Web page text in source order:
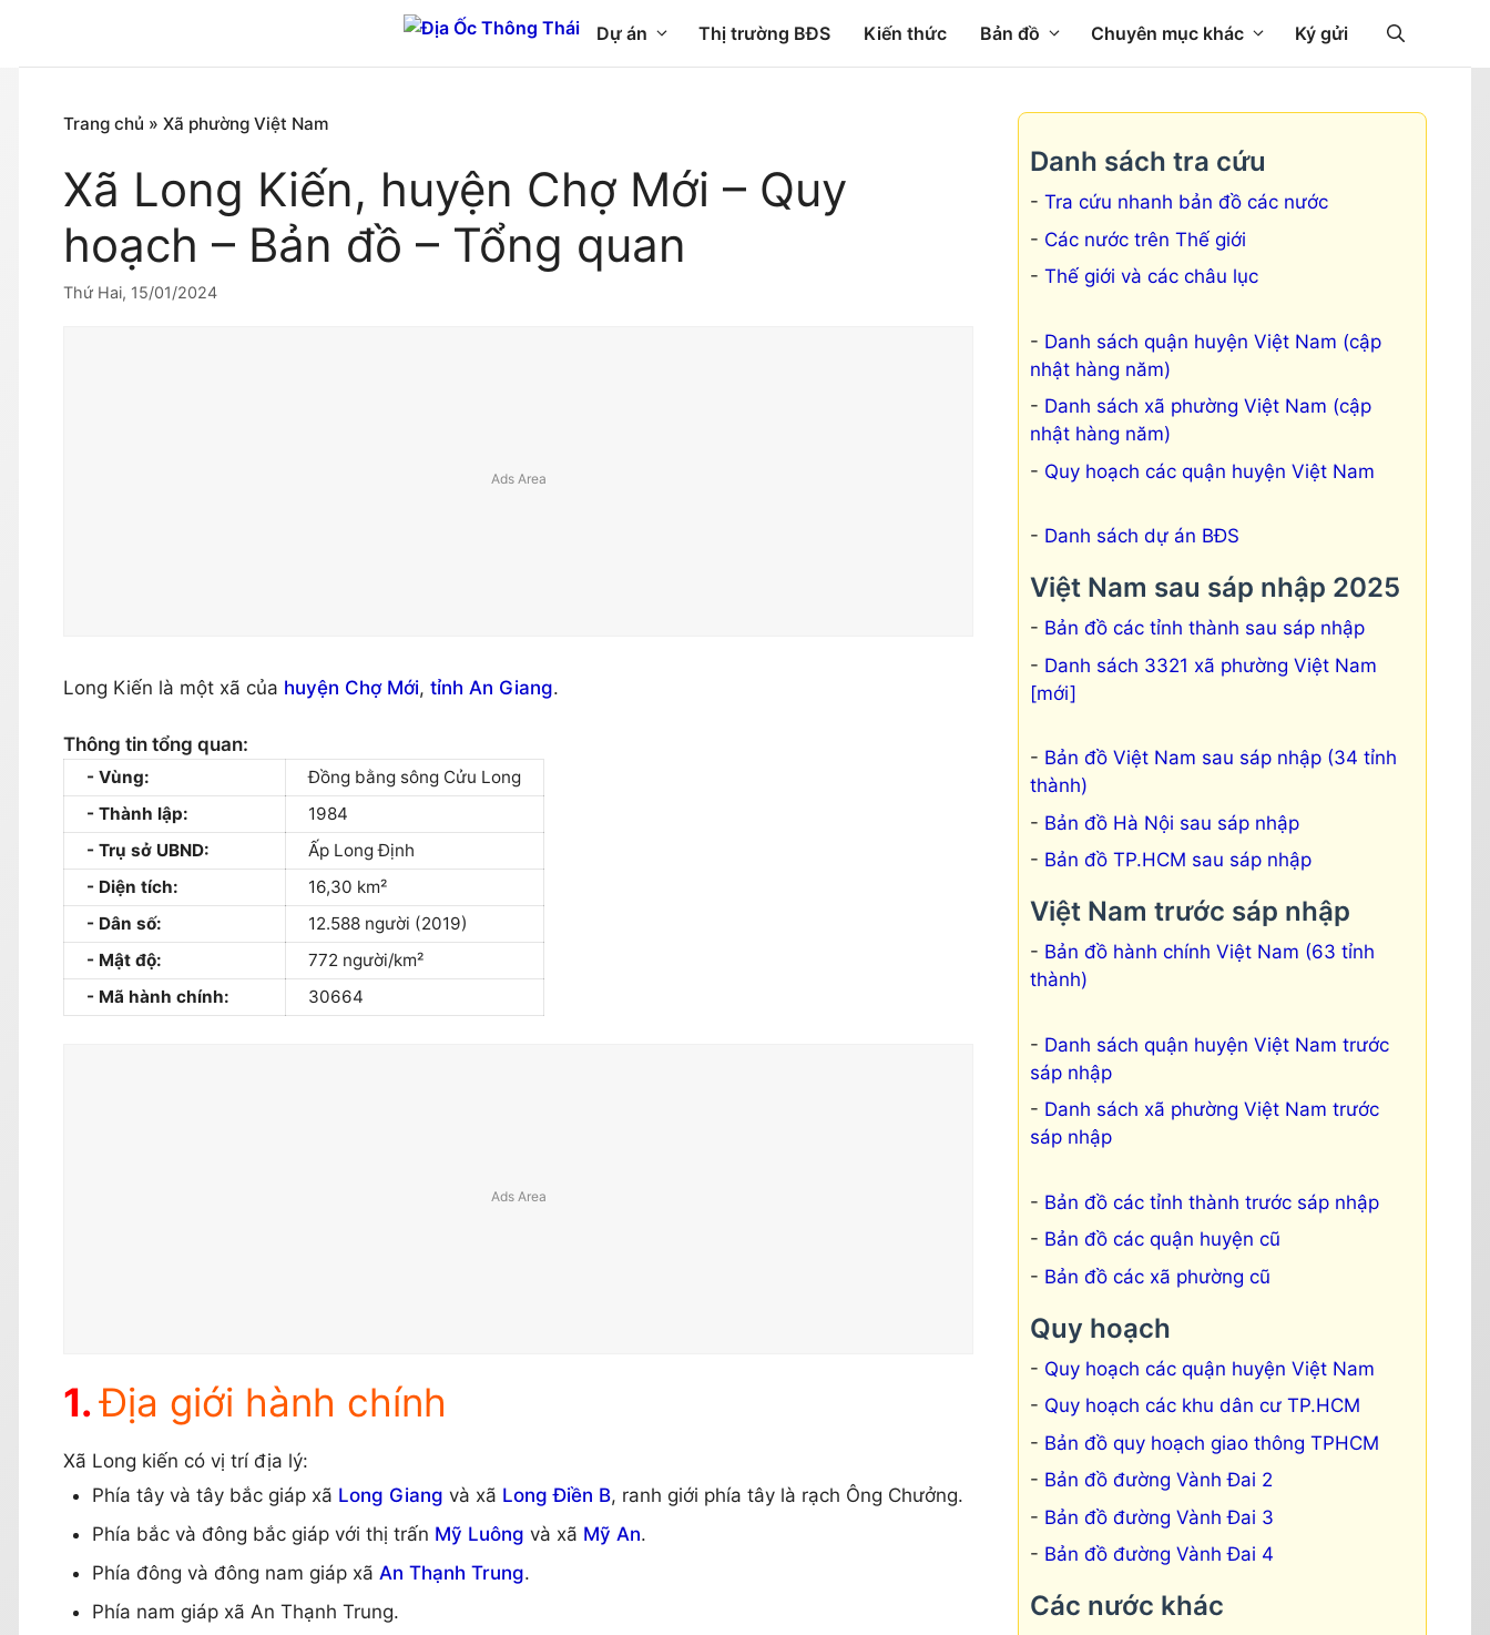
nội
Dự án Thị trường BĐS Kiến thức Bản đồ Chuyên mục khác Ký gửi
Trang chủ » Xã phường Việt Nam
Xã Long Kiến, huyện Chợ Mới – Quy
hoạch – Bản đồ – Tổng quan
Thứ Hai, 15/01/2024
Long Kiến là một xã của huyện Chợ Mới, tỉnh An Giang.
Thông tin tổng quan:
Vùng:
Đồng bằng sông Cửu Long
Thành lập:
1984
Trụ sở UBND:
Ấp Long Định
Diện tích:
16,30 km²
Dân số:
12.588 người (2019)
Mật độ:
772 người/km²
Mã hành chính:
30664
Địa giới hành chính
Xã Long kiến có vị trí địa lý:
Phía tây và tây bắc giáp xã Long Giang và xã Long Điền B, ranh giới phía tây là rạch Ông Chưởng.
Phía bắc và đông bắc giáp với thị trấn Mỹ Luông và xã Mỹ An.
Phía đông và đông nam giáp xã An Thạnh Trung.
Phía nam giáp xã An Thạnh Trung.
Danh sách tra cứu
Tra cứu nhanh bản đồ các nước
Các nước trên Thế giới
Thế giới và các châu lục
Danh sách quận huyện Việt Nam (cập
nhật hàng năm)
Danh sách xã phường Việt Nam (cập
nhật hàng năm)
Quy hoạch các quận huyện Việt Nam
Danh sách dự án BĐS
Việt Nam sau sáp nhập 2025
Bản đồ các tỉnh thành sau sáp nhập
Danh sách 3321 xã phường Việt Nam
[mới]
Bản đồ Việt Nam sau sáp nhập (34 tỉnh
thành)
Bản đồ Hà Nội sau sáp nhập
Bản đồ TP.HCM sau sáp nhập
Việt Nam trước sáp nhập
Bản đồ hành chính Việt Nam (63 tỉnh
thành)
Danh sách quận huyện Việt Nam trước
sáp nhập
Danh sách xã phường Việt Nam trước
sáp nhập
Bản đồ các tỉnh thành trước sáp nhập
Bản đồ các quận huyện cũ
Bản đồ các xã phường cũ
Quy hoạch
Quy hoạch các quận huyện Việt Nam
Quy hoạch các khu dân cư TP.HCM
Bản đồ quy hoạch giao thông TPHCM
Bản đồ đường Vành Đai 2
Bản đồ đường Vành Đai 3
Bản đồ đường Vành Đai 4
Các nước khác